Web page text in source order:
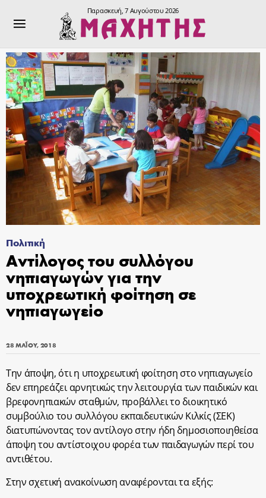
Παρασκευή, 7 Αυγούστου 2026
Πολιτική
Αντίλογος του συλλόγου
νηπιαγωγών για την
υποχρεωτική φοίτηση σε
νηπιαγωγείο
28 ΜΑΪ́ΟΥ, 2018
Την άποψη, ότι η υποχρεωτική φοίτηση στο νηπιαγωγείο
δεν επηρεάζει αρνητικώς την λειτουργία των παιδικών και
βρεφονηπιακών σταθμών, προβάλλει το διοικητικό
συμβούλιο του συλλόγου εκπαιδευτικών Κιλκίς (ΣΕΚ)
διατυπώνοντας τον αντίλογο στην ήδη δημοσιοποιηθείσα
άποψη του αντίστοιχου φορέα των παιδαγωγών περί του
αντιθέτου.
Στην σχετική ανακοίνωση αναφέρονται τα εξής: